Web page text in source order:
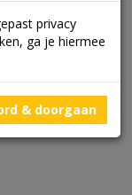
privacy
ga je hiermee
& doorgaan